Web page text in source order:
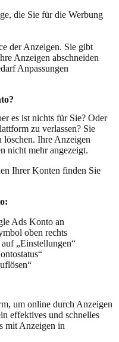
die Sie für die Werbung
der Anzeigen. Sie gibt
Anzeigen abschneiden
Anpassungen
es ist nichts für Sie? Oder
zu verlassen? Sie
Ihre Anzeigen
nicht mehr angezeigt.
Ihrer Konten finden Sie
Ads Konto an
oben rechts
„Einstellungen“
um online durch Anzeigen
effektives und schnelles
mit Anzeigen in